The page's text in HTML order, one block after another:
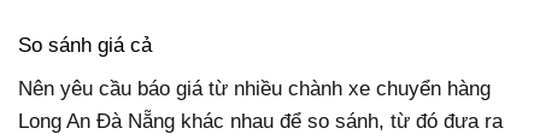
So sánh giá cả
Nên yêu cầu báo giá từ nhiều chành xe chuyển hàng
Long An Đà Nẵng khác nhau để so sánh, từ đó đưa ra